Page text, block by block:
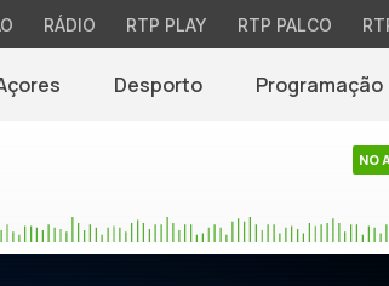
RÁDIO RTP PLAY RTP PALCO
Desporto Programação
NO